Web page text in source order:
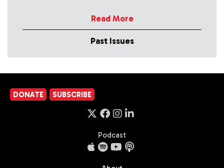
Read More
Past Issues
DONATE SUBSCRIBE
Podcast